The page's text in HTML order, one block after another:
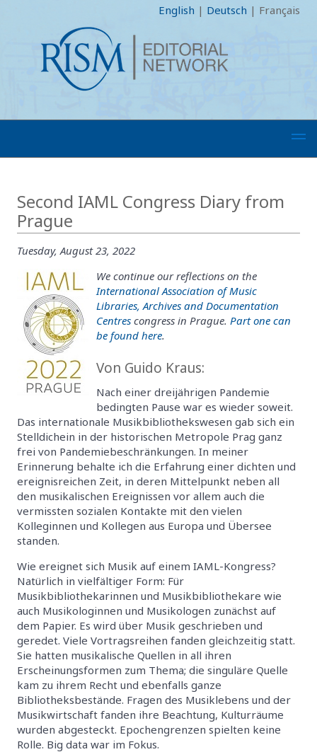
English | Deutsch | Français
Second IAML Congress Diary from
Prague
Tuesday, August 23, 2022
We continue our reflections on the
International Association of Music
Libraries, Archives and Documentation
Centres congress in Prague. Part one can
be found here.
Von Guido Kraus:
Nach einer dreijährigen Pandemie
bedingten Pause war es wieder soweit.
Das internationale Musikbibliothekswesen gab sich ein
Stelldichein in der historischen Metropole Prag ganz
frei von Pandemiebeschränkungen. In meiner
Erinnerung behalte ich die Erfahrung einer dichten und
ereignisreichen Zeit, in deren Mittelpunkt neben all
den musikalischen Ereignissen vor allem auch die
vermissten sozialen Kontakte mit den vielen
Kolleginnen und Kollegen aus Europa und Übersee
standen.
Wie ereignet sich Musik auf einem IAML-Kongress?
Natürlich in vielfältiger Form: Für
Musikbibliothekarinnen und Musikbibliothekare wie
auch Musikologinnen und Musikologen zunächst auf
dem Papier. Es wird über Musik geschrieben und
geredet. Viele Vortragsreihen fanden gleichzeitig statt.
Sie hatten musikalische Quellen in all ihren
Erscheinungsformen zum Thema; die singuläre Quelle
kam zu ihrem Recht und ebenfalls ganze
Bibliotheksbestände. Fragen des Musiklebens und der
Musikwirtschaft fanden ihre Beachtung, Kulturräume
wurden abgesteckt. Epochengrenzen spielten keine
Rolle. Big data war im Fokus.